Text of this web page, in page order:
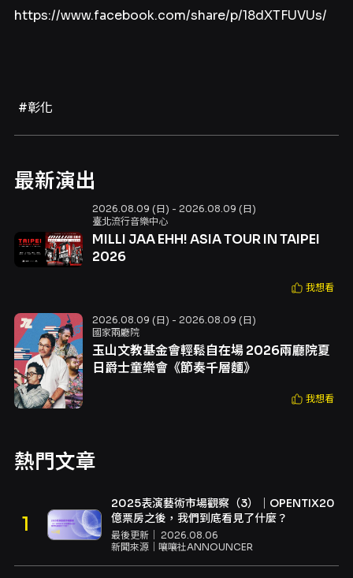
https://www.facebook.com/share/p/18dXTFUVUs/
#彰化
最新演出
2026.08.09 (日) - 2026.08.09 (日)
臺北流行音樂中心
MILLI JAA EHH! ASIA TOUR IN TAIPEI
2026
我想看
2026.08.09 (日) - 2026.08.09 (日)
國家兩廳院
玉山文教基金會輕鬆自在場 2026兩廳院夏
日爵士童樂會《節奏千層麵》
我想看
熱門文章
2025表演藝術市場觀察（3）｜OPENTIX20
億票房之後，我們到底看見了什麼？
最後更新｜ 2026.08.06
新聞來源｜ 嚷嚷社ANNOUNCER